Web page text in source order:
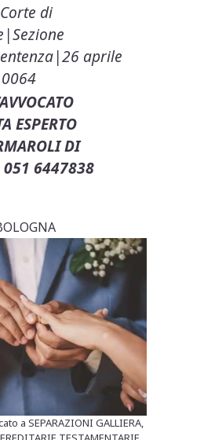
di
aprile
ESPERTO
DI
051 6447838
a SEPARAZIONI GALLIERA,